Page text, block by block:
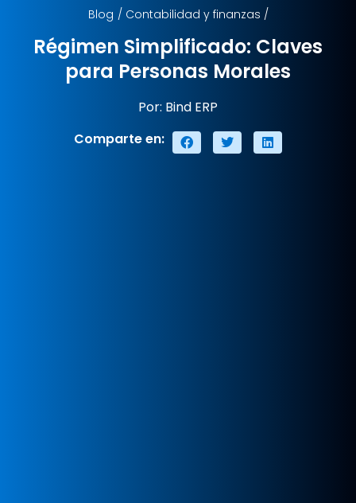
Blog / Contabilidad y finanzas /
Régimen Simplificado: Claves
para Personas Morales
Por: Bind ERP
Comparte en: